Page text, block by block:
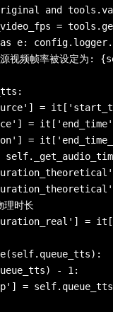
and
=
e:
视频帧率被设定为:
=
=
=
时长
=
- 1:
=